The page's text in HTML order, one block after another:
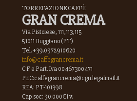
TORREFAZIONE CAFFÈ
GRAN CREMA
Via Pistoiese, 111,113,115
51011 Buggiano (PT)
Tel. +39.0572910620
info@caffegrancrema.it
C.F. e Part. Iva 00467300471
PEC:caffegrancrema@cgn.legalmail.it
REA: PT-101398
Cap.soc: 50.000€ i.v.